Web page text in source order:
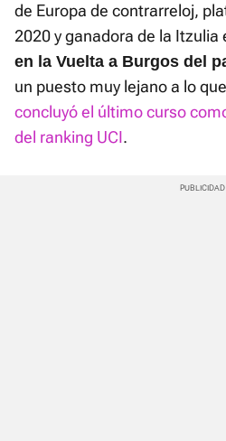
de Europa de contrarreloj,
2020 y ganadora de la Itzulia
en la Vuelta a Burgos del
un puesto muy lejano a lo
concluyó el último curso
del ranking UCI.